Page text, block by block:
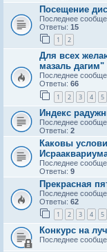
Посещение
Последнее
Ответы: 15
1 2
Для всех
мазаль дагим"
Последнее
Ответы: 66
1 2 3 4 5
Индекс
Последнее
Ответы: 2
Каковы
Последнее
Ответы: 9
Прекрасная
Последнее
Ответы: 62
1 2 3 4 5
Конкурс на
Последнее